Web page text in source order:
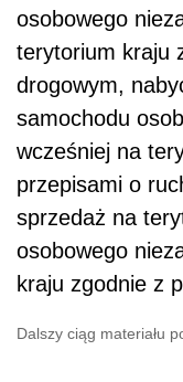
osobowego
terytorium kraju
drogowym,
samochodu
wcześniej na
przepisami o
sprzedaż na
osobowego
kraju zgodnie z
Dalszy ciąg materiału